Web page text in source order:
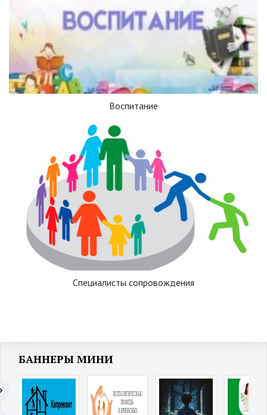
Воспитание
Специалисты сопровождения
БАННЕРЫ МИНИ